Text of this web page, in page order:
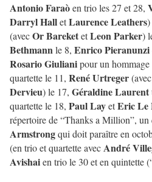
Antonio Faraòen trio les 27 et 28,
Darryl HalletLaurence Leathers)
(avecOr BareketetLeon Parker)
Bethmannle 8, Enrico Pieranunzi
Rosario Giulianipour un hommage
quartette le 11, René Urtreger(avec
Dervieu) le 17, Géraldine Laurent
quartette le 18, Paul LayetEric Le
répertoire de “Thanks a Million”, un
Armstrongqui doit paraître en
(en trio et quartette avecAndré
Avishaien trio le 30 et en quintette